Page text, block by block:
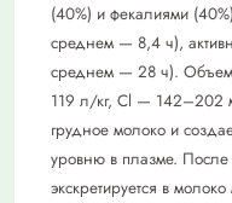
(40%) и фекалиями
среднем — 8,4 ч),
среднем — 28 ч).
119 л/кг, Cl — 142–202
грудное молоко и
уровню в плазме.
экскретируется в